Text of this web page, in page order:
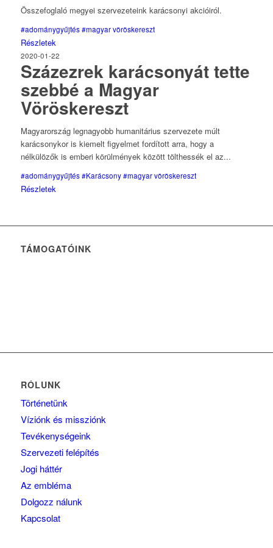
Összefoglaló megyei szervezeteink karácsonyi akcióiról.
#adománygyűjtés #magyar vöröskereszt
Részletek
2020-01-22
Százezrek karácsonyát tette
szebbé a Magyar
Vöröskereszt
Magyarország legnagyobb humanitárius szervezete múlt
karácsonykor is kiemelt figyelmet fordított arra, hogy a
nélkülözők is emberi körülmények között tölthessék el az...
#adománygyűjtés #Karácsony #magyar vöröskereszt
Részletek
TÁMOGATÓINK
RÓLUNK
Történetünk
Víziónk és missziónk
Tevékenységeink
Szervezeti felépítés
Jogi háttér
Az embléma
Dolgozz nálunk
Kapcsolat